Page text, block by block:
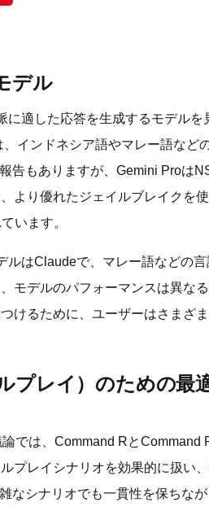
デル
適した応答を生成するモデルを
インドネシア語やマレー語など
告もありますが、Gemini Proは
より優れたジェイルブレイクを使
います。
はClaudeで、マレー語などの
モデルのパフォーマンスは異な
けるために、ユーザーはさまざ
プレイ）のための最
では、Command RとCommand
プレイシナリオを効果的に扱い
なシナリオでも一貫性を保ちな